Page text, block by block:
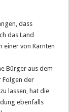
dass
das Land
einer von Kärnten
Bürger aus dem
Folgen der
lassen, hat die
ebenfalls